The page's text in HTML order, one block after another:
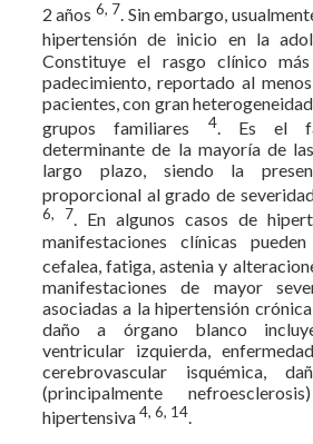
2 años 6, 7. Sin embargo,
hipertensión de inicio en la
Constituye el rasgo clínico
padecimiento, reportado al
pacientes, con gran
grupos familiares
4. Es el
determinante de la mayoría de
largo plazo, siendo la
proporcional al grado de
6, 7. En algunos casos de
manifestaciones clínicas
cefalea, fatiga, astenia y
manifestaciones de mayor
asociadas a la hipertensión
daño a órgano blanco
ventricular izquierda,
cerebrovascular isquémica,
(principalmente
hipertensiva4, 6, 14.